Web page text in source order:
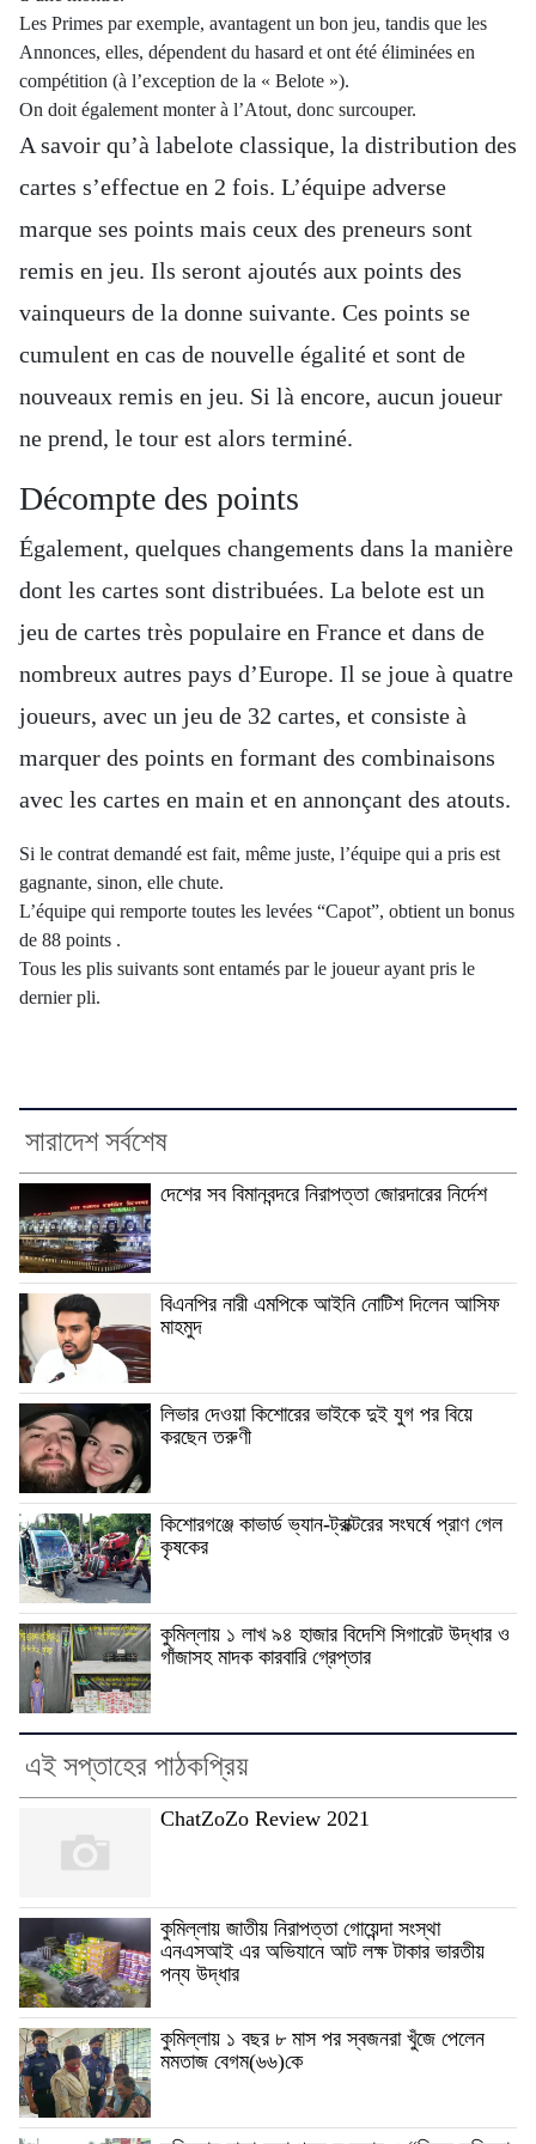
Les Primes par exemple, avantagent un bon jeu, tandis que les
Annonces, elles, dépendent du hasard et ont été éliminées en
compétition (à l’exception de la « Belote »).
On doit également monter à l’Atout, donc surcouper.
A savoir qu’à labelote classique, la distribution des
cartes s’effectue en 2 fois. L’équipe adverse
marque ses points mais ceux des preneurs sont
remis en jeu. Ils seront ajoutés aux points des
vainqueurs de la donne suivante. Ces points se
cumulent en cas de nouvelle égalité et sont de
nouveaux remis en jeu. Si là encore, aucun joueur
ne prend, le tour est alors terminé.
Décompte des points
Également, quelques changements dans la manière
dont les cartes sont distribuées. La belote est un
jeu de cartes très populaire en France et dans de
nombreux autres pays d’Europe. Il se joue à quatre
joueurs, avec un jeu de 32 cartes, et consiste à
marquer des points en formant des combinaisons
avec les cartes en main et en annonçant des atouts.
Si le contrat demandé est fait, même juste, l’équipe qui a pris est
gagnante, sinon, elle chute.
L’équipe qui remporte toutes les levées “Capot”, obtient un bonus
de 88 points .
Tous les plis suivants sont entamés par le joueur ayant pris le
dernier pli.
সারাদেশ সর্বশেষ
দেশের সব বিমানবন্দরে নিরাপত্তা জোরদারের নির্দেশ
বিএনপির নারী এমপিকে আইনি নোটিশ দিলেন আসিফ
মাহমুদ
লিভার দেওয়া কিশোরের ভাইকে দুই যুগ পর বিয়ে
করছেন তরুণী
কিশোরগঞ্জে কাভার্ড ভ্যান-ট্রাক্টরের সংঘর্ষে প্রাণ গেল
কৃষকের
কুমিল্লায় ১ লাখ ৯৪ হাজার বিদেশি সিগারেট উদ্ধার ও
গাঁজাসহ মাদক কারবারি গ্রেপ্তার
এই সপ্তাহের পাঠকপ্রিয়
ChatZoZo Review 2021
কুমিল্লায় জাতীয় নিরাপত্তা গোয়েন্দা সংস্থা
এনএসআই এর অভিযানে আট লক্ষ টাকার ভারতীয়
পন্য উদ্ধার
কুমিল্লায় ১ বছর ৮ মাস পর স্বজনরা খুঁজে পেলেন
মমতাজ বেগম(৬৬)কে